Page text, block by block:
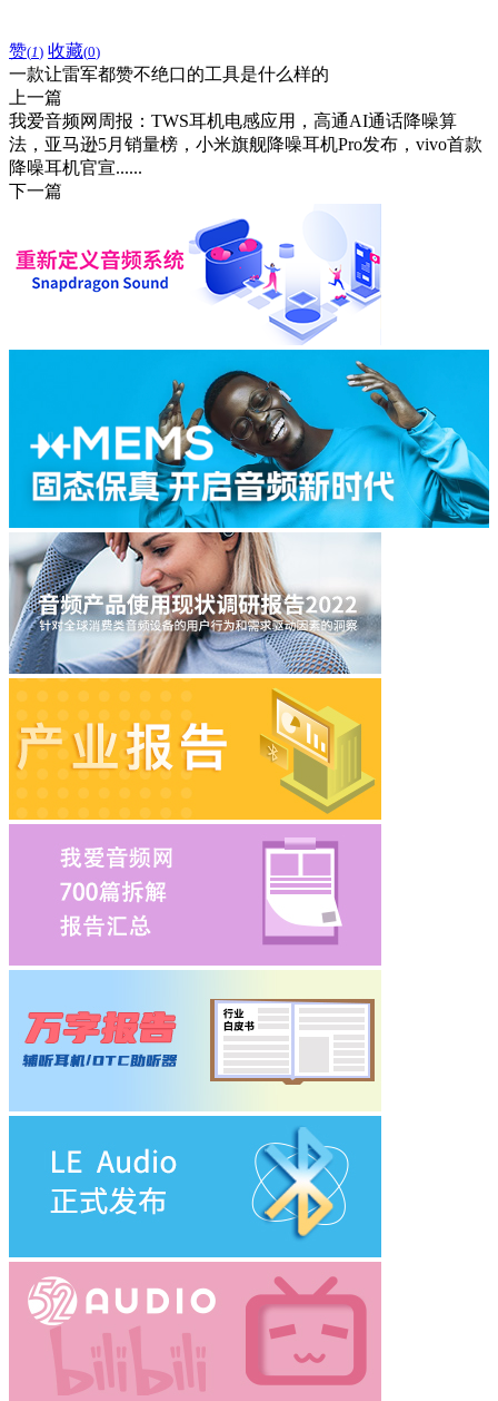
赞(1) 收藏(0)
一款让雷军都赞不绝口的工具是什么样的
上一篇
我爱音频网周报：TWS耳机电感应用，高通AI通话降噪算
法，亚马逊5月销量榜，小米旗舰降噪耳机Pro发布，vivo首款
降噪耳机官宣......
下一篇